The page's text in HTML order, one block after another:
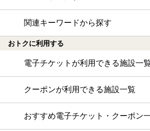
関連キーワードから探す
おトクに利用する
電子チケットが利用できる施設一
クーポンが利用できる施設一覧
おすすめ電子チケット・クーポン